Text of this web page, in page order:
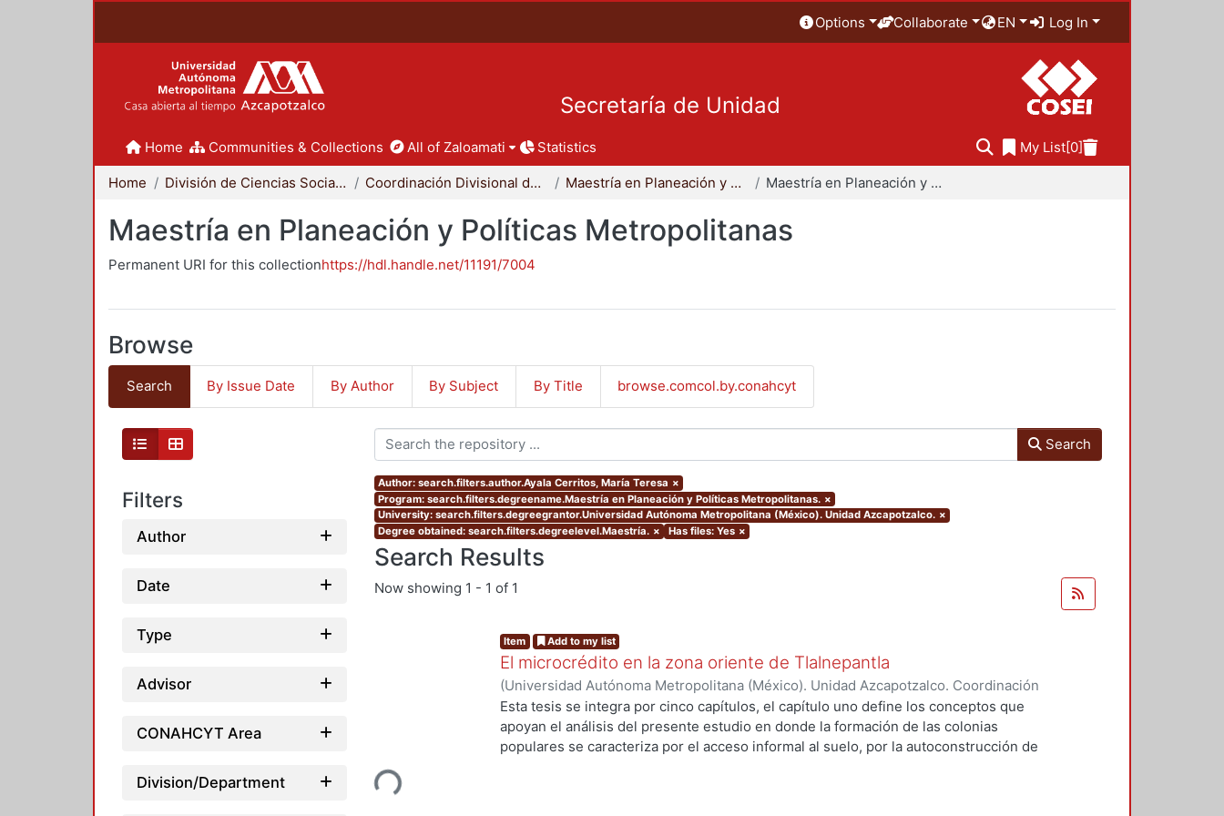
Options Collaborate EN Log In
Secretaría de Unidad
Home Communities & Collections All of Zaloamati Statistics My List[0]
Home División de Ciencias Sociales y Humanidades Coordinación Divisional de Posgrado Maestría en Planeación y Políticas Metropolitanas Maestría en Planeación y Políticas Metropolitanas
Maestría en Planeación y Políticas Metropolitanas
Permanent URI for this collectionhttps://hdl.handle.net/11191/7004
Browse
Search By Issue Date By Author By Subject By Title browse.comcol.by.conahcyt
Filters
Author
Date
Type
Advisor
CONAHCYT Area
Division/Department
Search
Author: search.filters.author.Ayala Cerritos, María Teresa ×
Program: search.filters.degreename.Maestría en Planeación y Políticas Metropolitanas. ×
University: search.filters.degreegrantor.Universidad Autónoma Metropolitana (México). Unidad Azcapotzalco. ×
Degree obtained: search.filters.degreelevel.Maestría. × Has files: Yes ×
Search Results
Now showing 1 - 1 of 1
Loading...
Item Add to my list
El microcrédito en la zona oriente de Tlalnepantla
(Universidad Autónoma Metropolitana (México). Unidad Azcapotzalco. Coordinación
de Servicios de Información.,2022-08-19) Ayala Cerritos, María Teresa
Esta tesis se integra por cinco capítulos, el capítulo uno define los conceptos que
apoyan el análisis del presente estudio en donde la formación de las colonias
populares se caracteriza por el acceso informal al suelo, por la autoconstrucción de